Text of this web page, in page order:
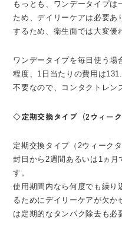
もっとも、ワンデータイプは
ため、デイリーケアは必要あ
するため、衛生面では大変優
ワンデータイプを毎日使う場
程度、1日当たりの費用は
不要なので、コンタクトレン
◇定期交換タイプ（2ウィーク
定期交換タイプ（2ウィーク
封日から2週間あるいは1ヵ
す。
使用期間内なら何度でも繰り
るためにデイリーケアが欠か
は定期的なタンパク除去も必